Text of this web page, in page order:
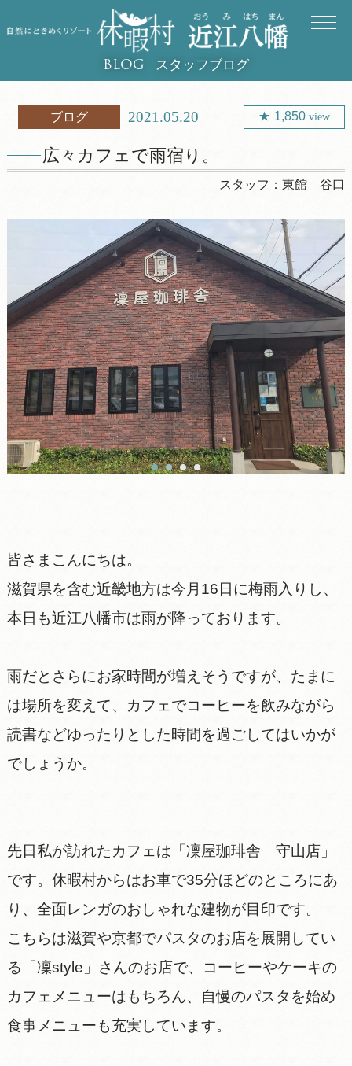
BLOG スタッフブログ
ブログ 2021.05.20 1,850view
広々カフェで雨宿り。
スタッフ：東館 谷口
皆さまこんにちは。
滋賀県を含む近畿地方は今月16日に梅雨入りし、
本日も近江八幡市は雨が降っております。
雨だとさらにお家時間が増えそうですが、たまに
は場所を変えて、カフェでコーヒーを飲みながら
読書などゆったりとした時間を過ごしてはいかが
でしょうか。
先日私が訪れたカフェは「凜屋珈琲舎 守山店」
です。休暇村からはお車で35分ほどのところにあ
り、全面レンガのおしゃれな建物が目印です。
こちらは滋賀や京都でパスタのお店を展開してい
る「凜style」さんのお店で、コーヒーやケーキの
カフェメニューはもちろん、自慢のパスタを始め
食事メニューも充実しています。